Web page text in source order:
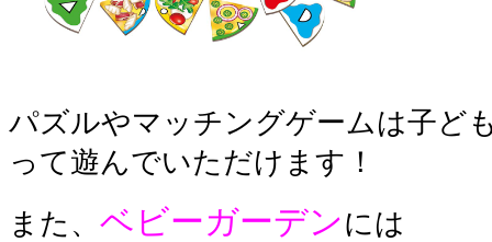
パズルやマッチングゲームは子ど
って遊んでいただけます！
また、 ベビーガーデンには